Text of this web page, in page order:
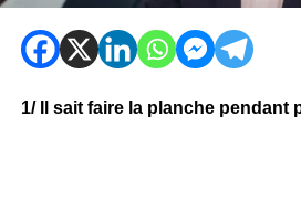
1/ Il sait faire la planche pendant